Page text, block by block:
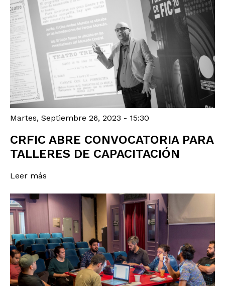
Martes, Septiembre 26, 2023 - 15:30
CRFIC ABRE CONVOCATORIA PARA
TALLERES DE CAPACITACIÓN
Leer más